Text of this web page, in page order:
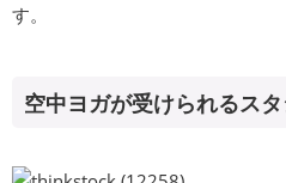
す。
空中ヨガが受けられるス